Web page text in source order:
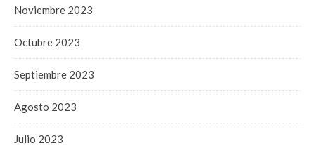
Noviembre 2023
Octubre 2023
Septiembre 2023
Agosto 2023
Julio 2023